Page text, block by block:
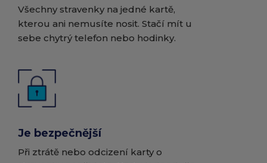
Všechny stravenky na jedné kartě,
kterou ani nemusíte nosit. Stačí mít u
sebe chytrý telefon nebo hodinky.
Je bezpečnější
Při ztrátě nebo odcizení karty o